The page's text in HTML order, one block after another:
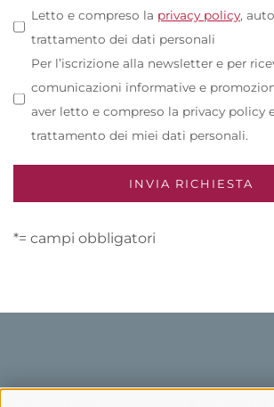
Letto e compreso la privacy policy,
trattamento dei dati personali
Per l’iscrizione alla newsletter e per
comunicazioni informative e
aver letto e compreso la privacy policy
trattamento dei miei dati personali.
*= campi obbligatori